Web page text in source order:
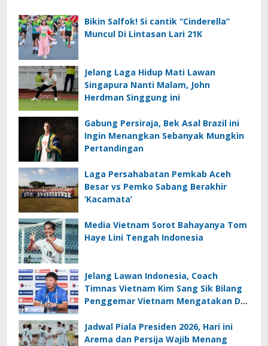
Bikin Salfok! Si cantik “Cinderella”
Muncul Di Lintasan Lari 21K
Jelang Laga Hidup Mati Lawan
Singapura Nanti Malam, John
Herdman Singgung ini
Gabung Persiraja, Bek Asal Brazil ini
Ingin Menangkan Sebanyak Mungkin
Pertandingan
Laga Persahabatan Pemkab Aceh
Besar vs Pemko Sabang Berakhir
‘Kacamata’
Media Vietnam Sorot Bahayanya Tom
Haye Lini Tengah Indonesia
Jelang Lawan Indonesia, Coach
Timnas Vietnam Kim Sang Sik Bilang
Penggemar Vietnam Mengatakan Dia
Jadwal Piala Presiden 2026, Hari ini
Arema dan Persija Wajib Menang